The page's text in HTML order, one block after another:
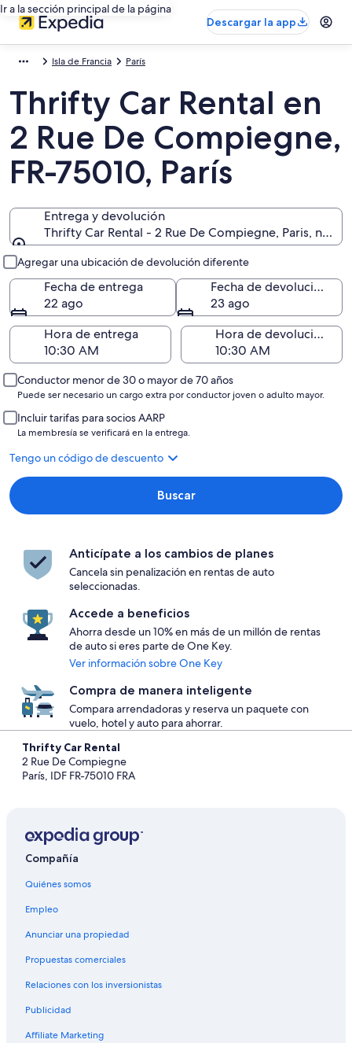
Ir a la sección principal de la página
Descargar la app
Isla de Francia París
Thrifty Car Rental en
2 Rue De Compiegne,
FR-75010, París
Entrega y devolución
Thrifty Car Rental - 2 Rue De Compiegne, Paris, null
Agregar una ubicación de devolución diferente
Fecha de entrega
22 ago
Fecha de devolución
23 ago
Hora de entrega
Hora de devolución
Conductor menor de 30 o mayor de 70 años
Puede ser necesario un cargo extra por conductor joven o adulto mayor.
Incluir tarifas para socios AARP
La membresía se verificará en la entrega.
Tengo un código de descuento
Buscar
Anticípate a los cambios de planes
Cancela sin penalización en rentas de auto
seleccionadas.
Accede a beneficios
Ahorra desde un 10% en más de un millón de rentas
de auto si eres parte de One Key.
Ver información sobre One Key
Compra de manera inteligente
Compara arrendadoras y reserva un paquete con
vuelo, hotel y auto para ahorrar.
Thrifty Car Rental
2 Rue De Compiegne
París, IDF FR-75010 FRA
Compañía
Quiénes somos
Empleo
Anunciar una propiedad
Propuestas comerciales
Relaciones con los inversionistas
Publicidad
Affiliate Marketing